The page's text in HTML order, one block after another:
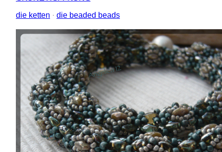
die ketten · die beaded beads